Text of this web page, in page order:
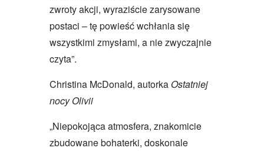
zwroty akcji, wyraziście zarysowane
postaci – tę powieść wchłania się
wszystkimi zmysłami, a nie zwyczajnie
czyta”.
Christina McDonald, autorka Ostatniej
nocy Olivii
„Niepokojąca atmosfera, znakomicie
zbudowane bohaterki, doskonale